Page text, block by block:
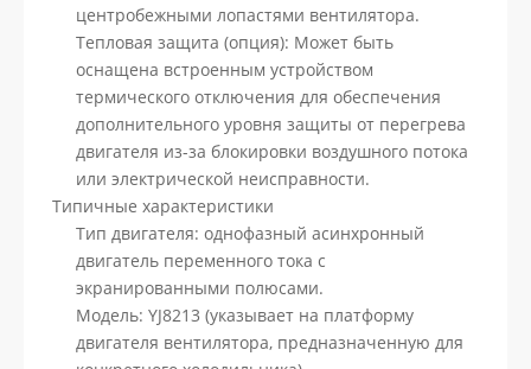
центробежными лопастями вентилятора.
Тепловая защита (опция): Может быть
оснащена встроенным устройством
термического отключения для обеспечения
дополнительного уровня защиты от перегрева
двигателя из-за блокировки воздушного потока
или электрической неисправности.
Типичные характеристики
Тип двигателя: однофазный асинхронный
двигатель переменного тока с
экранированными полюсами.
Модель: YJ8213 (указывает на платформу
двигателя вентилятора, предназначенную для